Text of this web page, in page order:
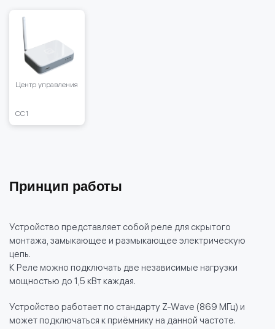
Центр управления
CC1
Принцип работы
Устройство представляет собой реле для скрытого
монтажа, замыкающее и размыкающее электрическую
цепь.
К Реле можно подключать две независимые нагрузки
мощностью до 1,5 кВт каждая.
Устройство работает по стандарту Z-Wave (869 МГц) и
может подключаться к приёмнику на данной частоте.